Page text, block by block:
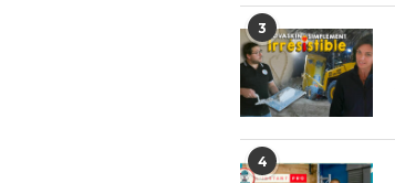
3
4